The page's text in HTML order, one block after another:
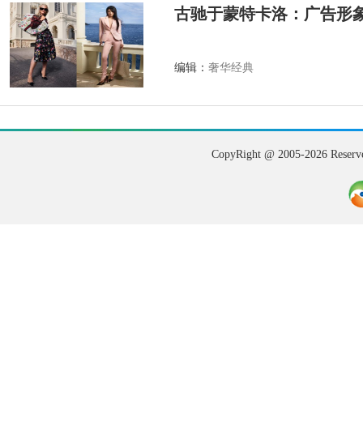
古驰于蒙特卡洛：广告形
编辑： 奢华经典
CopyRight @ 2005-2026